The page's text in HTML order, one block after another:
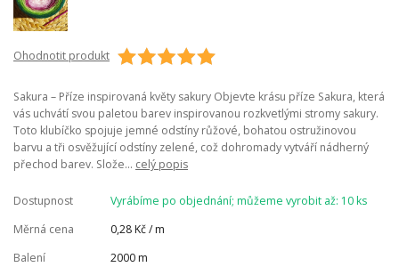
Ohodnotit produkt
Sakura – Příze inspirovaná květy sakury Objevte krásu příze Sakura, která
vás uchvátí svou paletou barev inspirovanou rozkvetlými stromy sakury.
Toto klubíčko spojuje jemné odstíny růžové, bohatou ostružinovou
barvu a tři osvěžující odstíny zelené, což dohromady vytváří nádherný
přechod barev. Slože... celý popis
Dostupnost
Vyrábíme po objednání; můžeme vyrobit až: 10 ks
Měrná cena
0,28 Kč / m
Balení
2000 m